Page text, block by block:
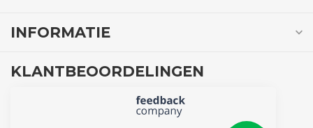
INFORMATIE
KLANTBEOORDELINGEN